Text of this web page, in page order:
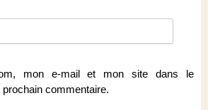
mon e-mail et mon site dans le
commentaire.